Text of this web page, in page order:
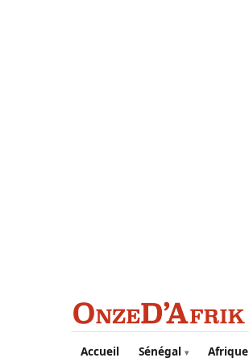
Aller au contenu principal
Accueil Sénégal Afrique